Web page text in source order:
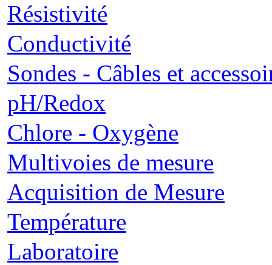
Résistivité
Conductivité
Sondes - Câbles et
pH/Redox
Chlore - Oxygène
Multivoies de mesure
Acquisition de Mesure
Température
Laboratoire